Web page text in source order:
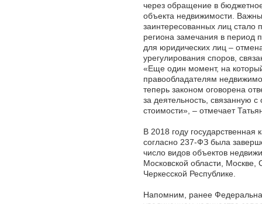
через обращение в
объекта недвижимости.
заинтересованных лиц стало
региона замечания в период
для юридических лиц –
урегулирования споров,
«Еще один момент, на
правообладателям
теперь законом оговорена
за деятельность, связанную
стоимости», – отмечает
В 2018 году государственная
согласно 237-ФЗ была
число видов объектов
Московской области, Москве,
Черкесской Республике.
Напомним, ранее